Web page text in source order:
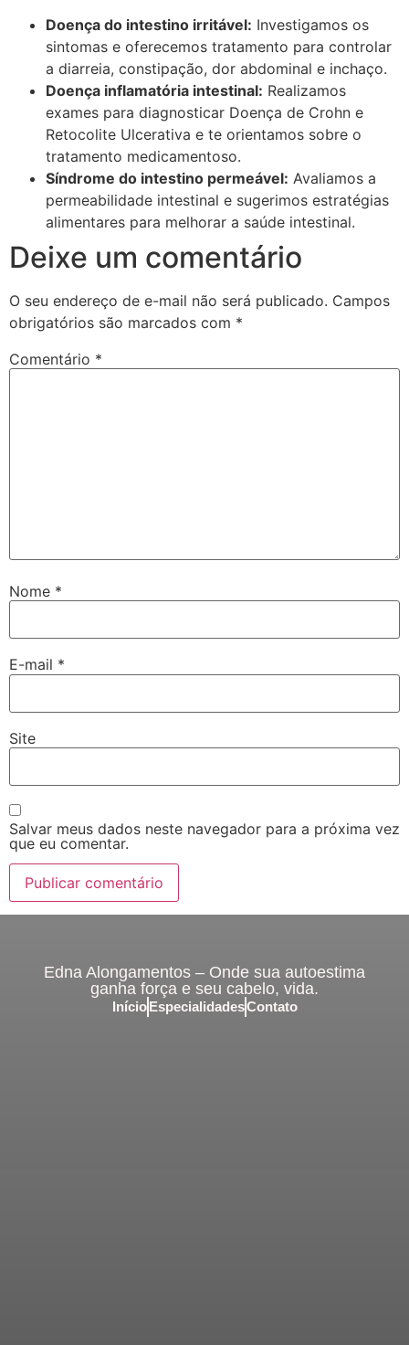
Doença do intestino irritável: Investigamos os
sintomas e oferecemos tratamento para controlar
a diarreia, constipação, dor abdominal e inchaço.
Doença inflamatória intestinal: Realizamos
exames para diagnosticar Doença de Crohn e
Retocolite Ulcerativa e te orientamos sobre o
tratamento medicamentoso.
Síndrome do intestino permeável: Avaliamos a
permeabilidade intestinal e sugerimos estratégias
alimentares para melhorar a saúde intestinal.
Deixe um comentário
O seu endereço de e-mail não será publicado. Campos
obrigatórios são marcados com *
Comentário *
Nome *
E-mail *
Site
Salvar meus dados neste navegador para a próxima vez
que eu comentar.
Edna Alongamentos – Onde sua autoestima
ganha força e seu cabelo, vida.
Início EspecialidadesContato